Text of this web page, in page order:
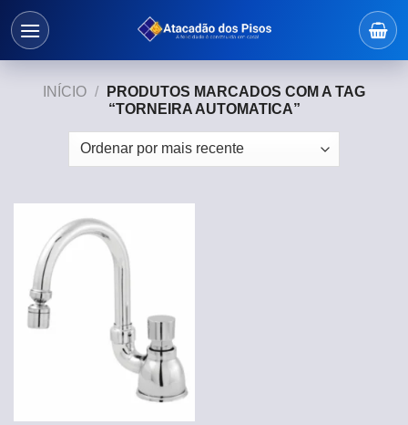
Skip
INÍCIO /
PRODUTOS MARCADOS COM A TAG
“TORNEIRA AUTOMATICA”